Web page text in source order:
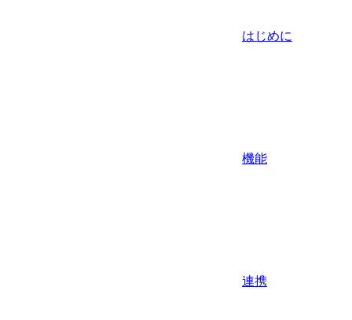
はじめに
機能
連携